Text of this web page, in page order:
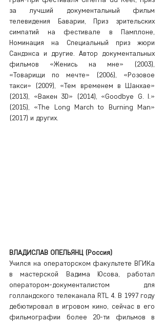
за лучший документальный фильм
телевидения Баварии, Приз зрительских
симпатий на фестивале в Памплоне,
Номинация на Специальный приз жюри
Сандэнса и другие. Автор документальных
фильмов «Женись на мне» (2003),
«Товарищи по мечте» (2006), «Розовое
такси» (2009), «Тем временем в Шанхае»
(2013), «Вакен 3D» (2014), «Goodbye G. I.»
(2015), «The Long March to Burning Man»
(2017) и других.
ВЛАДИСЛАВ ОПЕЛЬЯНЦ (Россия)
Учился на операторском факультете ВГИКа
в мастерской Вадима Юсова, работал
оператором-документалистом для
голландского телеканала RTL 4. В 1997 году
дебютировал в игровом кино, сейчас в его
фильмографии более 20-ти фильмов в